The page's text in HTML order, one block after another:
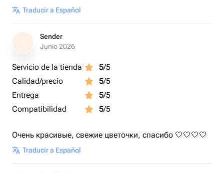
Traducir a Español
S
Sender
Junio 2026
Servicio de la tienda 5/5
Calidad/precio
5/5
Entrega
5/5
Compatibilidad
5/5
Очень красивые, свежие цветочки, спасибо 🤍🤍🤍🤍
Traducir a Español